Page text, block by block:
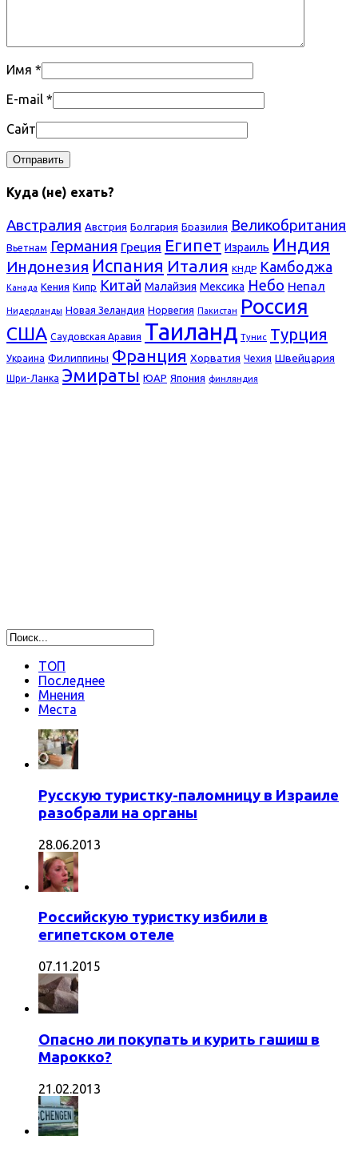
Имя *
E-mail *
Сайт
Куда (не) ехать?
Австралия Австрия Болгария Бразилия Великобритания
Вьетнам Германия Греция Египет Израиль Индия
Индонезия Испания Италия КНДР Камбоджа
Канада Кения Кипр Китай Малайзия Мексика Небо Непал
Нидерланды Новая Зеландия Норвегия Пакистан Россия
США Саудовская Аравия Таиланд Тунис Турция
Украина Филиппины Франция Хорватия Чехия Швейцария
Шри-Ланка Эмираты ЮАР Япония финляндия
ТОП
Последнее
Мнения
Места
Русскую туристку-паломницу в Израиле
разобрали на органы
28.06.2013
Российскую туристку избили в
египетском отеле
07.11.2015
Опасно ли покупать и курить гашиш в
Марокко?
21.02.2013